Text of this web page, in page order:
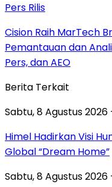
Pers Rilis
Cision Raih MarTech
Pemantauan dan
Pers, dan AEO
Berita Terkait
Sabtu, 8 Agustus 2026
Himel Hadirkan Visi
Global “Dream Home”
Sabtu, 8 Agustus 2026